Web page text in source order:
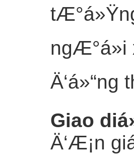
Ä‘á»“ng
Giao
Ä‘Æ¡n